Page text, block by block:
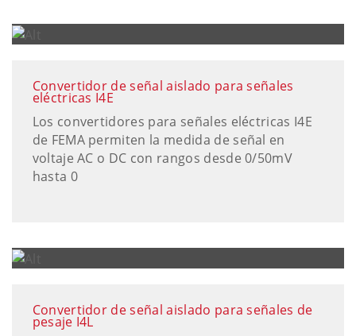
Convertidor de señal aislado para señales
eléctricas I4E
Los convertidores para señales eléctricas I4E
de FEMA permiten la medida de señal en
voltaje AC o DC con rangos desde 0/50mV
hasta 0
Convertidor de señal aislado para señales de
pesaje I4L